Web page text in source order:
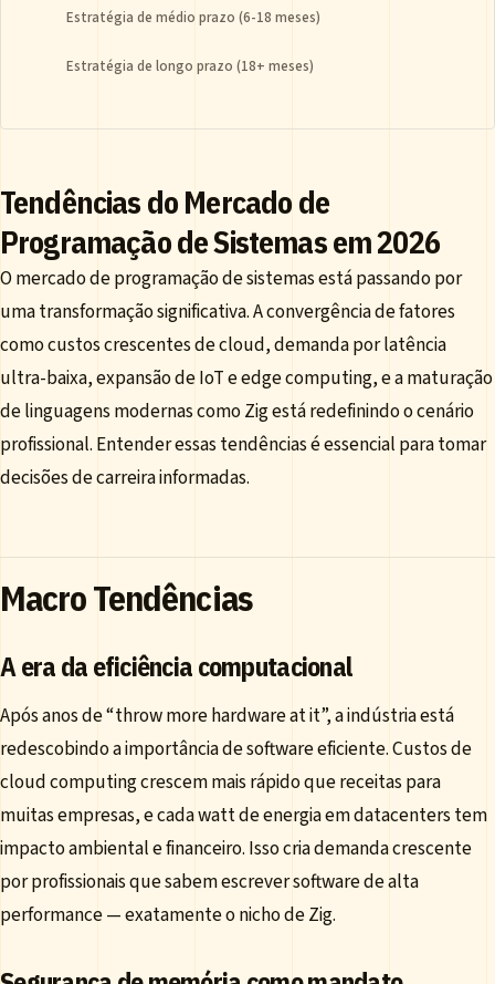
Estratégia de médio prazo (6-18 meses)
Estratégia de longo prazo (18+ meses)
Tendências do Mercado de
Programação de Sistemas em 2026
O mercado de programação de sistemas está passando por
uma transformação significativa. A convergência de fatores
como custos crescentes de cloud, demanda por latência
ultra-baixa, expansão de IoT e edge computing, e a maturação
de linguagens modernas como Zig está redefinindo o cenário
profissional. Entender essas tendências é essencial para tomar
decisões de carreira informadas.
Macro Tendências
A era da eficiência computacional
Após anos de “throw more hardware at it”, a indústria está
redescobindo a importância de software eficiente. Custos de
cloud computing crescem mais rápido que receitas para
muitas empresas, e cada watt de energia em datacenters tem
impacto ambiental e financeiro. Isso cria demanda crescente
por profissionais que sabem escrever software de alta
performance — exatamente o nicho de Zig.